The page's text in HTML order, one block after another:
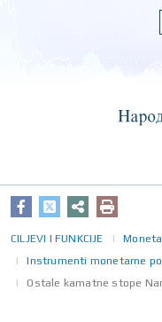
CILJEVI I FUNKCIJE
Instrumenti monetarne
Ostale kamatne stope